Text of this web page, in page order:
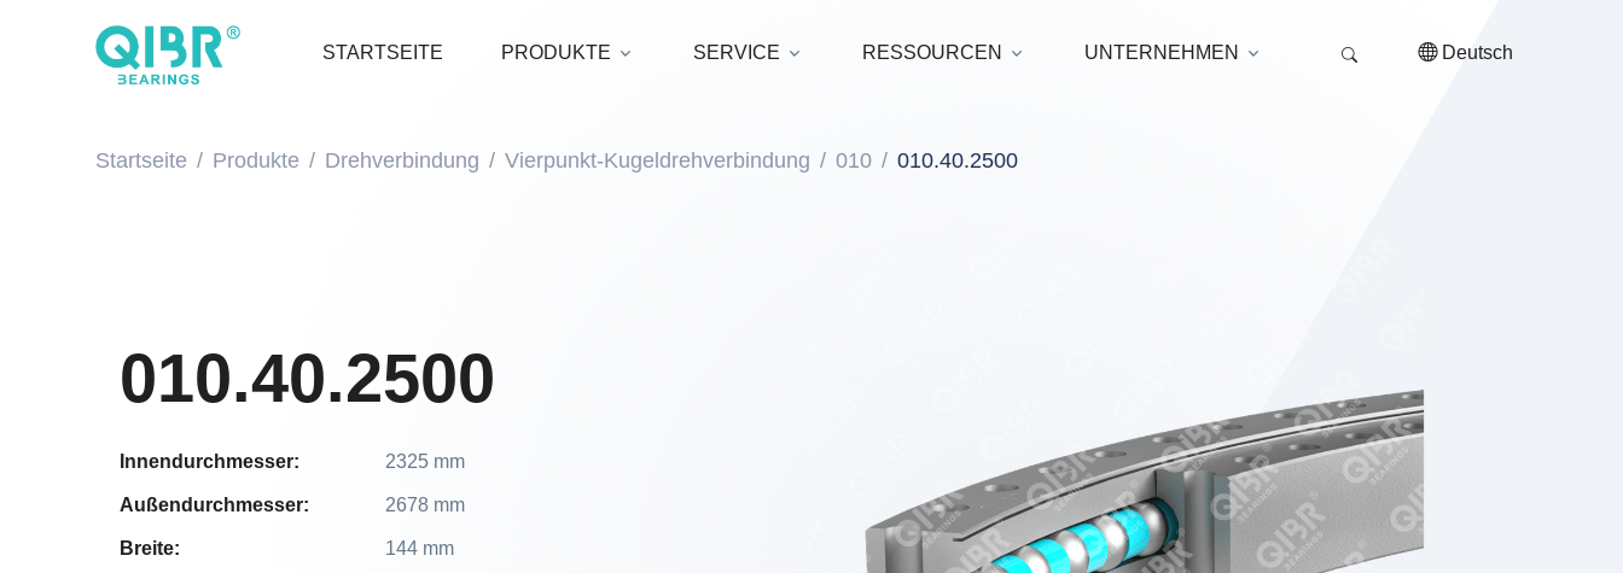
STARTSEITE PRODUKTE SERVICE RESSOURCEN UNTERNEHMEN Deutsch
Startseite Produkte Drehverbindung Vierpunkt-Kugeldrehverbindung 010 010.40.2500
010.40.2500
Innendurchmesser: 2325 mm
Außendurchmesser: 2678 mm
Breite: 144 mm